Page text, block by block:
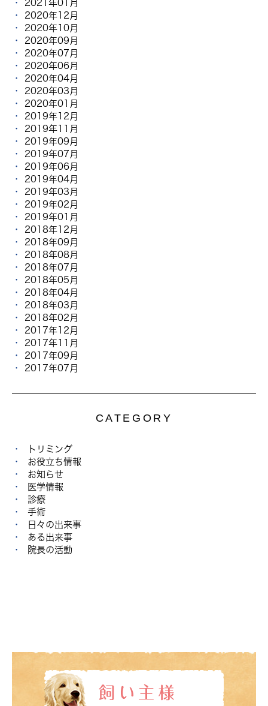
2021年01月
2020年12月
2020年10月
2020年09月
2020年07月
2020年06月
2020年04月
2020年03月
2020年01月
2019年12月
2019年11月
2019年09月
2019年07月
2019年06月
2019年04月
2019年03月
2019年02月
2019年01月
2018年12月
2018年09月
2018年08月
2018年07月
2018年05月
2018年04月
2018年03月
2018年02月
2017年12月
2017年11月
2017年09月
2017年07月
CATEGORY
トリミング
お役立ち情報
お知らせ
医学情報
診療
手術
日々の出来事
ある出来事
院長の活動